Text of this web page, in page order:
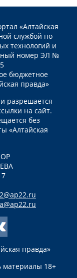
«Алтайская
службой по
технологий и
номер ЭЛ №
бюджетное
правда»
разрешается
на сайт.
без
«Алтайская
правда»
материалы 18+